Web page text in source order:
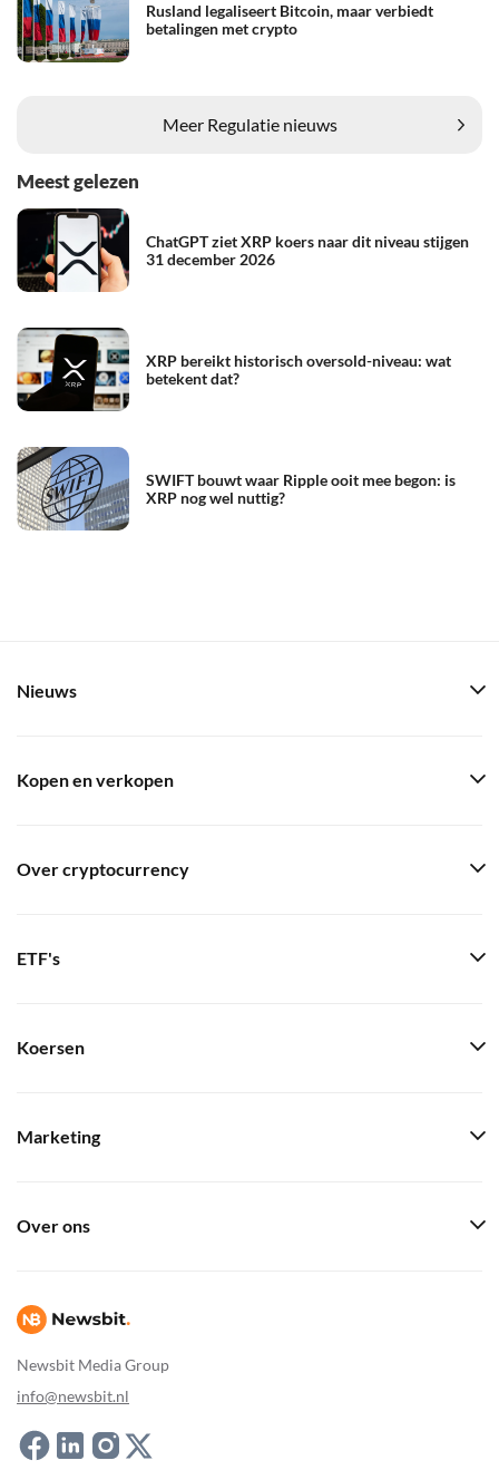
Rusland legaliseert Bitcoin, maar verbiedt
betalingen met crypto
Meer Regulatie nieuws
Meest gelezen
ChatGPT ziet XRP koers naar dit niveau stijgen
31 december 2026
XRP bereikt historisch oversold-niveau: wat
betekent dat?
SWIFT bouwt waar Ripple ooit mee begon: is
XRP nog wel nuttig?
Newsbit Media Group
info@newsbit.nl
Nieuws
Kopen en verkopen
Over cryptocurrency
ETF's
Koersen
Marketing
Over ons